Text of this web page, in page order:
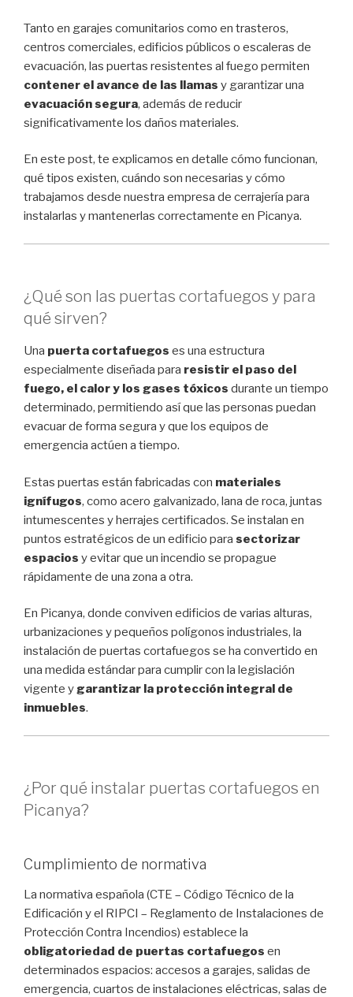
Tanto en garajes comunitarios como en trasteros,
centros comerciales, edificios públicos o escaleras de
evacuación, las puertas resistentes al fuego permiten
contener el avance de las llamas y garantizar una
evacuación segura, además de reducir
significativamente los daños materiales.
En este post, te explicamos en detalle cómo funcionan,
qué tipos existen, cuándo son necesarias y cómo
trabajamos desde nuestra empresa de cerrajería para
instalarlas y mantenerlas correctamente en Picanya.
¿Qué son las puertas cortafuegos y para
qué sirven?
Una puerta cortafuegos es una estructura
especialmente diseñada para resistir el paso del
fuego, el calor y los gases tóxicos durante un tiempo
determinado, permitiendo así que las personas puedan
evacuar de forma segura y que los equipos de
emergencia actúen a tiempo.
Estas puertas están fabricadas con materiales
ignífugos, como acero galvanizado, lana de roca, juntas
intumescentes y herrajes certificados. Se instalan en
puntos estratégicos de un edificio para sectorizar
espacios y evitar que un incendio se propague
rápidamente de una zona a otra.
En Picanya, donde conviven edificios de varias alturas,
urbanizaciones y pequeños polígonos industriales, la
instalación de puertas cortafuegos se ha convertido en
una medida estándar para cumplir con la legislación
vigente ygarantizar la protección integral de
inmuebles.
¿Por qué instalar puertas cortafuegos en
Picanya?
Cumplimiento de normativa
La normativa española (CTE – Código Técnico de la
Edificación y el RIPCI – Reglamento de Instalaciones de
Protección Contra Incendios) establece la
obligatoriedad de puertas cortafuegos en
determinados espacios: accesos a garajes, salidas de
emergencia, cuartos de instalaciones eléctricas, salas de